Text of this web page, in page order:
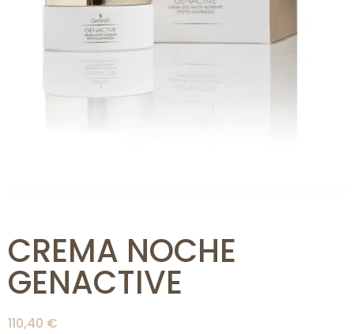
CREMA NOCHE
GENACTIVE
110,40 €